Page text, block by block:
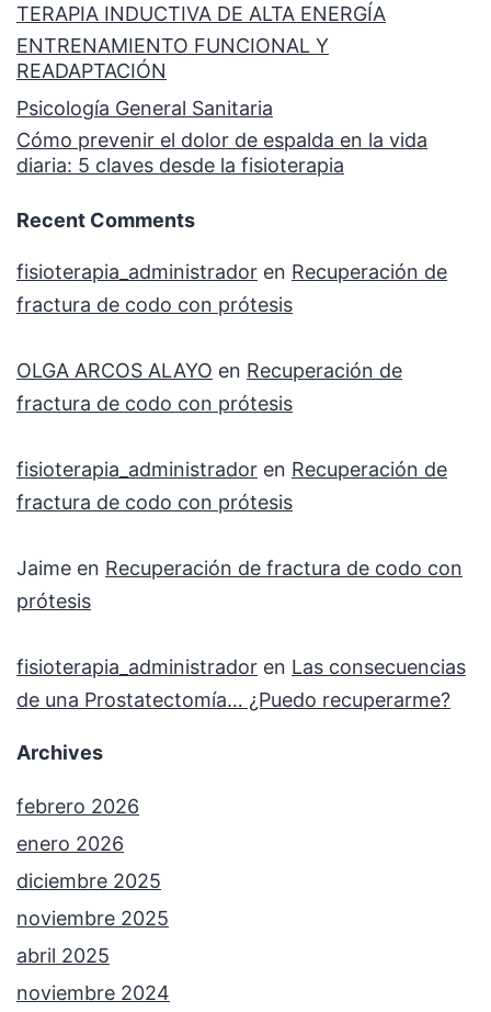
TERAPIA INDUCTIVA DE ALTA ENERGÍA
ENTRENAMIENTO FUNCIONAL Y
READAPTACIÓN
Psicología General Sanitaria
Cómo prevenir el dolor de espalda en la vida
diaria: 5 claves desde la fisioterapia
Recent Comments
fisioterapia_administrador en Recuperación de
fractura de codo con prótesis
OLGA ARCOS ALAYO en Recuperación de
fractura de codo con prótesis
fisioterapia_administrador en Recuperación de
fractura de codo con prótesis
Jaime en Recuperación de fractura de codo con
prótesis
fisioterapia_administrador en Las consecuencias
de una Prostatectomía… ¿Puedo recuperarme?
Archives
febrero 2026
enero 2026
diciembre 2025
noviembre 2025
abril 2025
noviembre 2024